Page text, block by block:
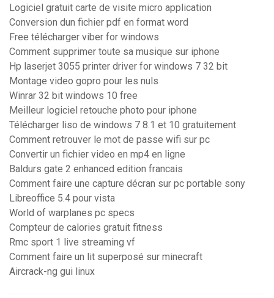
Logiciel gratuit carte de visite micro application
Conversion dun fichier pdf en format word
Free télécharger viber for windows
Comment supprimer toute sa musique sur iphone
Hp laserjet 3055 printer driver for windows 7 32 bit
Montage video gopro pour les nuls
Winrar 32 bit windows 10 free
Meilleur logiciel retouche photo pour iphone
Télécharger liso de windows 7 8.1 et 10 gratuitement
Comment retrouver le mot de passe wifi sur pc
Convertir un fichier video en mp4 en ligne
Baldurs gate 2 enhanced edition francais
Comment faire une capture décran sur pc portable sony
Libreoffice 5.4 pour vista
World of warplanes pc specs
Compteur de calories gratuit fitness
Rmc sport 1 live streaming vf
Comment faire un lit superposé sur minecraft
Aircrack-ng gui linux